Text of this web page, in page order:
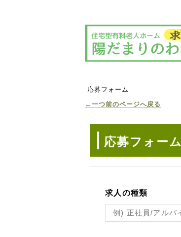
応募フォーム
←一つ前のページへ戻る
応募フォーム
求人の種類